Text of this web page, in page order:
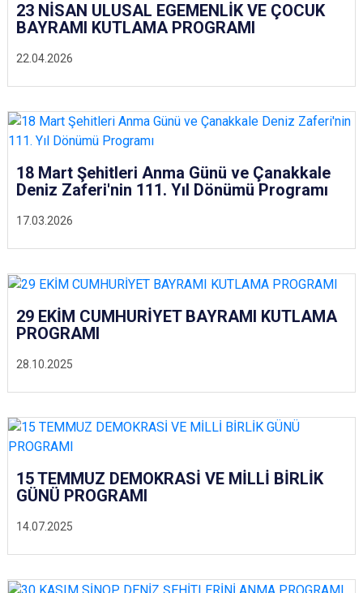
22.04.2026
23 NİSAN ULUSAL EGEMENLİK VE ÇOCUK
BAYRAMI KUTLAMA PROGRAMI
17.03.2026
18 Mart Şehitleri Anma Günü ve Çanakkale
Deniz Zaferi'nin 111. Yıl Dönümü Programı
28.10.2025
29 EKİM CUMHURİYET BAYRAMI KUTLAMA
PROGRAMI
14.07.2025
15 TEMMUZ DEMOKRASİ VE MİLLİ BİRLİK
GÜNÜ PROGRAMI